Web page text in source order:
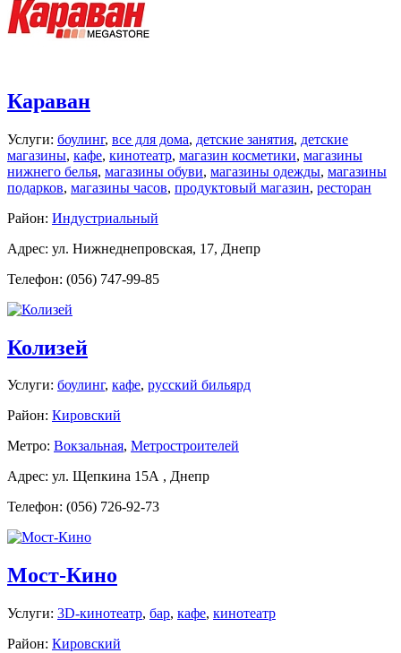
Караван
Услуги: боулинг, все для дома, детские занятия, детские
магазины, кафе, кинотеатр, магазин косметики, магазины
нижнего белья, магазины обуви, магазины одежды, магазины
подарков, магазины часов, продуктовый магазин, ресторан
Район: Индустриальный
Адрес: ул. Нижнеднепровская, 17, Днепр
Телефон: (056) 747-99-85
Колизей
Услуги: боулинг, кафе, русский бильярд
Район: Кировский
Метро: Вокзальная, Метростроителей
Адрес: ул. Щепкина 15А , Днепр
Телефон: (056) 726-92-73
Мост-Кино
Услуги: 3D-кинотеатр, бар, кафе, кинотеатр
Район: Кировский